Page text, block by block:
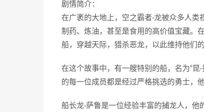
剧情简介：
在广袤的大地上，空之霸者·龙被众多人
制药、炼油，甚至是食用的高价值宝藏。
船，穿越天际，猎杀恶龙，以此维持他们
在这个故事中，有一艘特别的船，名为“昆
的每一位成员都是经过严格挑选的勇士，
船长龙·萨鲁是一位经验丰富的捕龙人，